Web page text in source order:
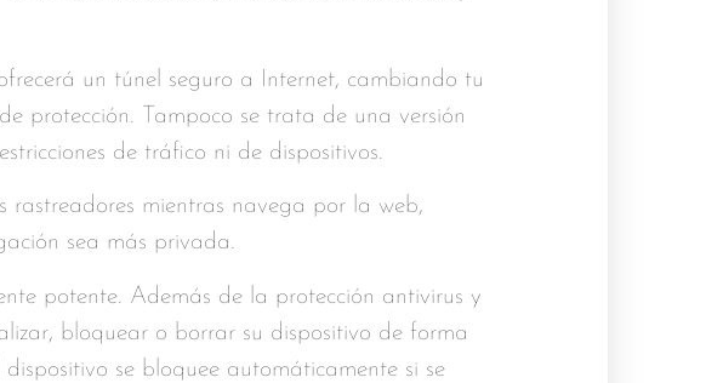
un túnel seguro a Internet, cambiando tu
protección. Tampoco se trata de una versión
de tráfico ni de dispositivos.
mientras navega por la web,
sea más privada.
potente. Además de la protección antivirus y
bloquear o borrar su dispositivo de forma
se bloquee automáticamente si se